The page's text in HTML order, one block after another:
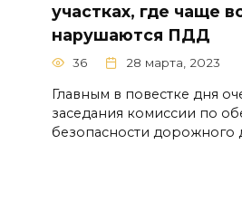
участках, где чаще
нарушаются ПДД
36 28 марта, 2023
Главным в повестке дня
заседания комиссии по
безопасности дорожного